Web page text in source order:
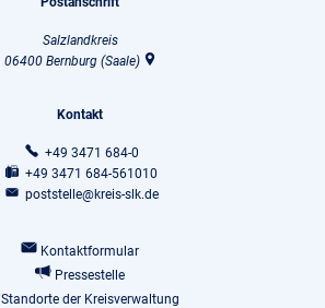
Salzlandkreis
06400 Bernburg (Saale)
Kontakt
+49 3471 684-0
+49 3471 684-561010
poststelle@kreis-slk.de
Kontaktformular
Pressestelle
Standorte der Kreisverwaltung